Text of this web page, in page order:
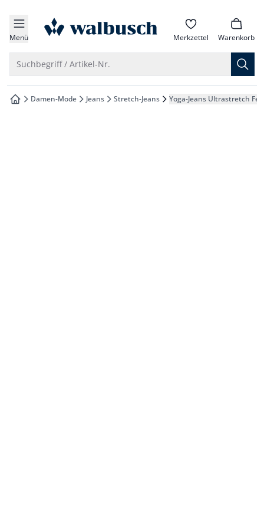
springen
springen
springen
springen
Menü zur Startseite Merkzettel Warenkorb
Suchbegriff / Artikel-Nr.
zur Startseite
Damen-Mode Jeans Stretch-Jeans Yoga-Jeans Ultrastretch